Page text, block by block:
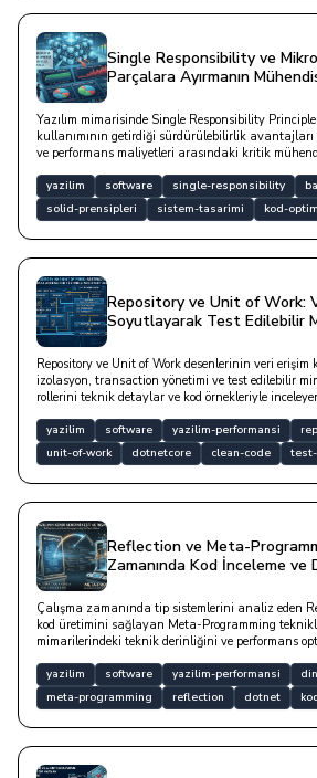
Single Responsibility ve Mikro
Parçalara Ayırmanın
Yazılım mimarisinde Single Responsibility
kullanımının getirdiği sürdürülebilirlik avantajları
ve performans maliyetleri arasındaki kritik
yazilim software single-responsibility
solid-prensipleri
sistem-tasarimi kod-
Repository ve Unit of Work:
Soyutlayarak Test Edilebilir
Repository ve Unit of Work desenlerinin veri erişim
izolasyon, transaction yönetimi ve test edilebilir
rollerini teknik detaylar ve kod örnekleriyle
yazilim software yazilim-performansi
unit-of-work
dotnetcore clean-code
Reflection ve Meta-
Zamanında Kod İnceleme ve
Çalışma zamanında tip sistemlerini analiz eden
kod üretimini sağlayan Meta-Programming
mimarilerindeki teknik derinliğini ve performans
yazilim software yazilim-performansi
meta-programming
reflection dotnet